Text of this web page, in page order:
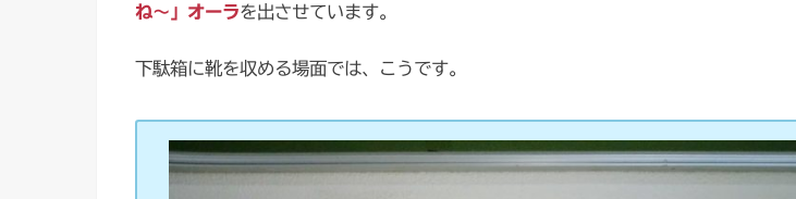
ね〜」オーラを出させています。
下駄箱に靴を収める場面では、こうです。